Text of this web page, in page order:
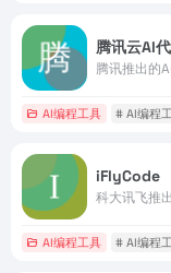
腾讯云AI
腾讯推出的
AI编程工具 # AI编程
iFlyCode
科大讯飞推
AI编程工具 # AI编程